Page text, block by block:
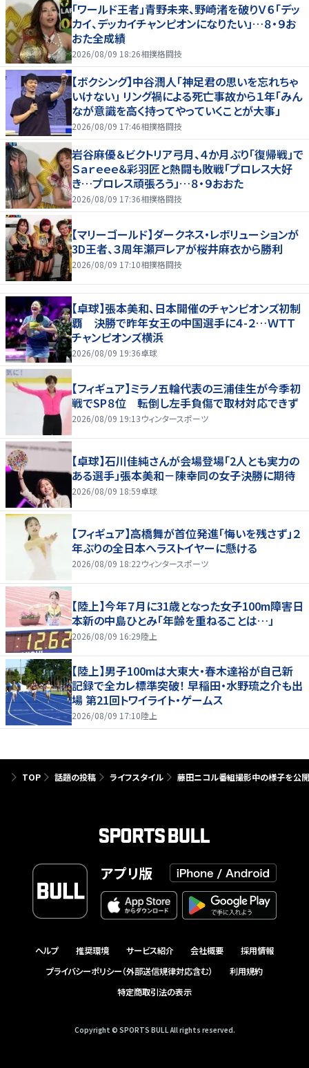
「ワールド王者」青野未来、野崎渚を破りＶ６「デッ
カイ、デッカイチャンピオンになりたい」…８・９お
おた全成績
2026/08/09 18:26相撲格闘技
【ボクシング】中谷潤人「神足君の思いを忘れちゃ
いけない」 リング禍による死亡事故から１年「みん
なが意識を高く持ってやっていくことが大事」
2026/08/09 17:46相撲格闘技
岩谷麻優＆ビクトリア弓月、４か月ぶり「復帰戦」で
Ｓａｒｅｅｅ＆彩羽匠と熱闘も敗戦「プロレス大好
き…プロレス頑張ろう」…８・９おおた
2026/08/09 17:36相撲格闘技
【マリーゴールド】ダークネス・レボリューションが
3D王者、３周年瀬戸レアが桜井麻衣から勝利
2026/08/09 17:10相撲格闘技
【卓球】張本美和、日本開催のチャンピオンズ初制
覇 決勝で昨年女王の中国選手に４-２…ＷＴＴ
チャンピオンズ横浜
2026/08/09 19:36卓球
【フィギュア】ミラノ五輪代表の三浦佳生が今季初
戦でSP８位 転倒し左手負傷で取材対応できず
2026/08/09 19:13ウィンタースポーツ
【卓球】石川佳純さんが会場登場「2人とも実力の
ある選手」張本美和－陳幸同の女子決勝に期待
2026/08/09 18:59卓球
【フィギュア】高橋舞が首位発進「悔いを残さず」２
年ぶりの全日本へラストイヤーに懸ける
2026/08/09 18:22ウィンタースポーツ
【陸上】今年７月に31歳となった女子100m障害日
本新の中島ひとみ「年齢を重ねることは…」
2026/08/09 16:29陸上
【陸上】男子100mは大東大・春木達裕が自己新
記録で全カレ標準突破！ 早稲田・水野琉之介も出
場 第21回トワイライト・ゲームス
2026/08/09 17:10陸上
TOP 話題の投稿 ライフスタイル 藤田ニコル番組撮影中の様子を公開
アプリ版
ヘルプ 推奨環境 サービス紹介 会社概要
採用情報
プライバシーポリシー（外部送信規律対応含む）
利用規約
特定商取引法の表示
Copyright © SPORTS BULL All rights reserved.